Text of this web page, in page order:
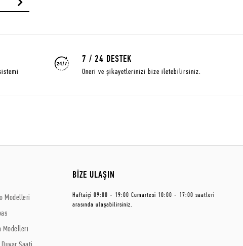
7 / 24 DESTEK
Öneri ve şikayetlerinizi bize iletebilirsiniz.
Modelleri
Modelleri
BİZE ULAŞIN
Haftaiçi 09:00 - 19:00 Cumartesi 10:00 - 17:00 saatleri
arasında ulaşabilirsiniz.